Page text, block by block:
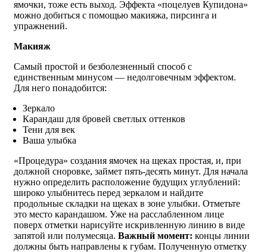
ямочки, тоже есть выход. Эффекта «поцелуев Купидона»
можно добиться с помощью макияжа, пирсинга и
упражнений.
Макияж
Самый простой и безболезненный способ с
единственным минусом — недолговечным эффектом.
Для него понадобится:
Зеркало
Карандаш для бровей светлых оттенков
Тени для век
Ваша улыбка
«Процедура» создания ямочек на щеках простая, и, при
должной сноровке, займет пять-десять минут. Для начала
нужно определить расположение будущих углублений:
широко улыбнитесь перед зеркалом и найдите
продольные складки на щеках в зоне улыбки. Отметьте
это место карандашом. Уже на расслабленном лице
поверх отметки нарисуйте искривленную линию в виде
запятой или полумесяца. Важный момент: концы линии
должны быть направлены к губам. Полученную отметку